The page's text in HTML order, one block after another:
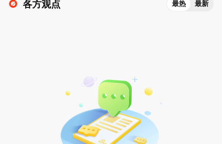
各方观点 最热 最新